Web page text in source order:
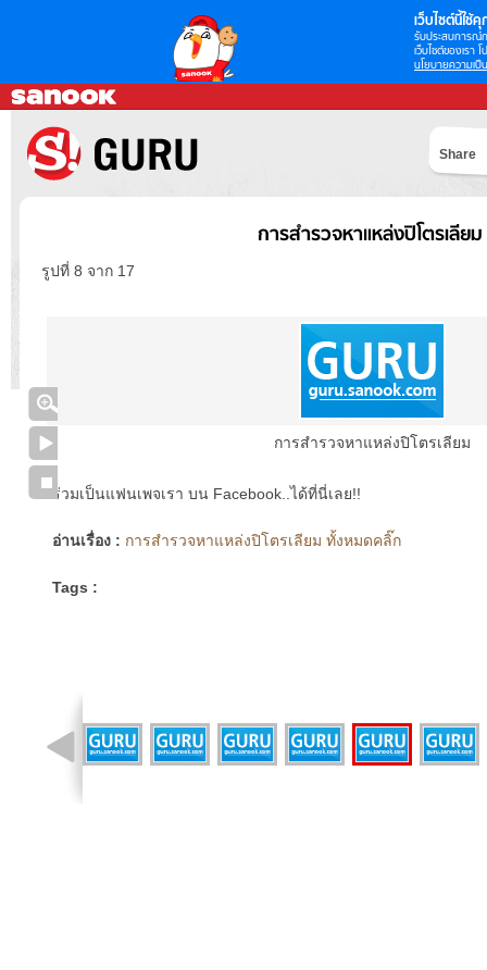
เว็บไซต์นี้ใช้คุ
รับประสบการณ์
เว็บไซต์ของเรา
นโยบายความเป็
Share
การสำรวจหาแหล่งปิโตรเลียม
รูปที่ 8 จาก 17
การสำรวจหาแหล่งปิโตรเลียม
ร่วมเป็นแฟนเพจเรา บน Facebook..ได้ที่นี่เลย!!
อ่านเรื่อง : การสำรวจหาแหล่งปิโตรเลียม ทั้งหมดคลิ๊ก
Tags :